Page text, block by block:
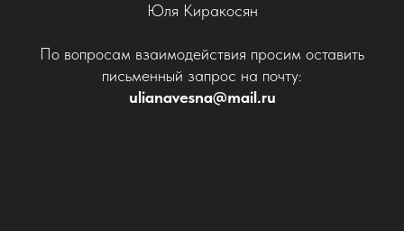
Юля Киракосян
По вопросам взаимодействия просим оставить
письменный запрос на почту:
ulianavesna@mail.ru